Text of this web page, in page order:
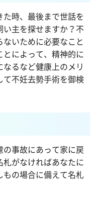
時、最後まで世話を
主を探せますか？不
いために必要なこと
によって、精神的に
るなど健康上のメリ
て不妊去勢手術を御検
事故にあって家に戻
がなければあなたに
の場合に備えて名札